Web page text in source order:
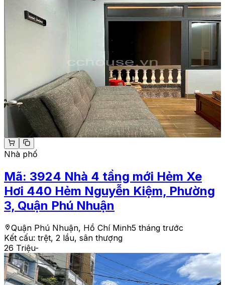
Nhà phố
Mã: 3924 Nhà 4 tầng mới Hẻm Xe
Hơi 440 Hẻm Nguyễn Kiệm, Phường
3, Quận Phú Nhuận
Quận Phú Nhuận, Hồ Chí Minh5 tháng trước
Kết cấu: trệt, 2 lầu, sân thượng
26 Triệu-